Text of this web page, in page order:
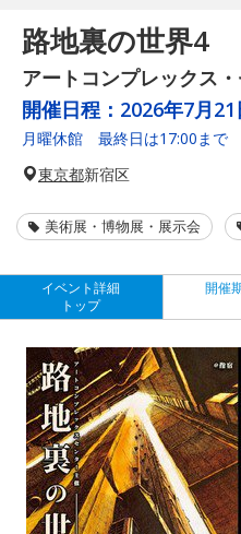
路地裏の世界4
アートコンプレックス
開催日程： 2026年7月
月曜休館 最終日は17:00まで
東京都新宿区
美術展・博物展・展示会
イベント詳細
トップ
開催